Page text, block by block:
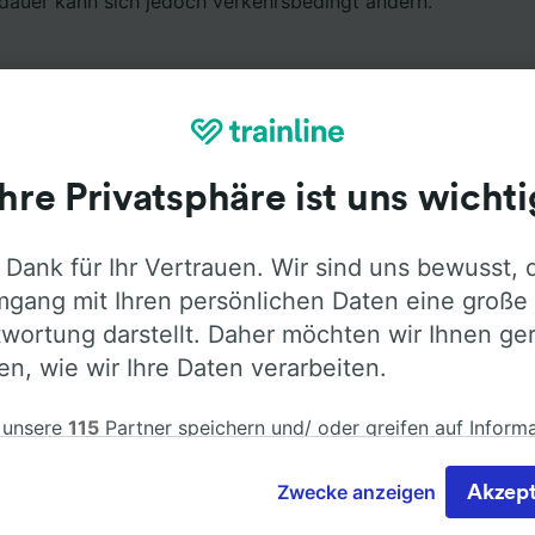
Ausstattung an Bord
Granada nach Cordoba mit ALSA
fahren. Öffnen Sie die
über die Busausstattung der Anbieter zu
Barrierefreiheit Gepäck
Ihre Privatsphäre ist uns
für Ihr Vertrauen. Wir sind uns bewusst,
mit Ihren persönlichen Daten eine große
darstellt. Daher möchten wir Ihnen
wie wir Ihre Daten verarbeiten.
115 Partner speichern und/ oder greifen auf
Daten zu verarbeiten. Sie können Ihre
oder verwalten, einschließlich Ihres
Zwecke anzeigen